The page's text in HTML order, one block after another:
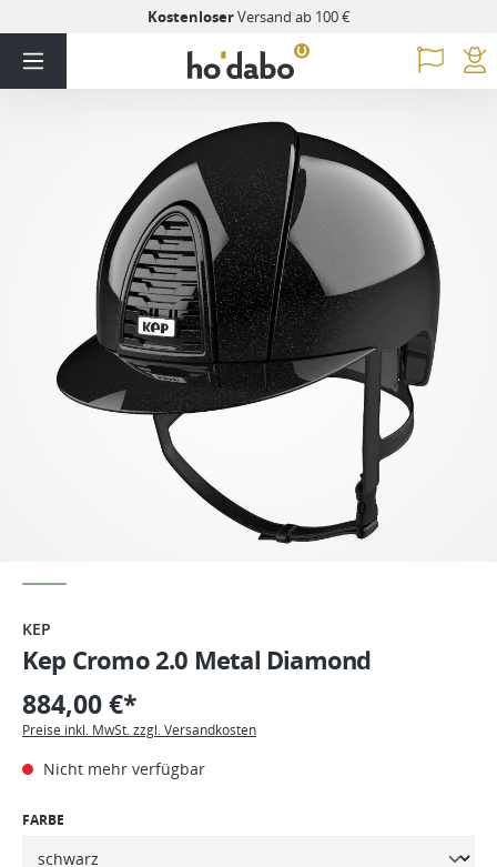
KostenloserVersand ab 100 €
KEP
Kep Cromo 2.0 Metal Diamond
884,00 €*
Preise inkl. MwSt. zzgl. Versandkosten
Nicht mehr verfügbar
FARBE